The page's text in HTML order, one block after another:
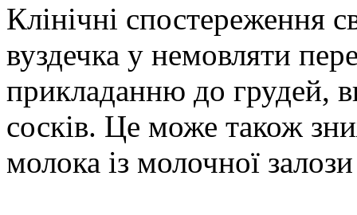
Клінічні спостереження
вуздечка у немовляти
прикладанню до грудей,
сосків. Це може також
молока із молочної